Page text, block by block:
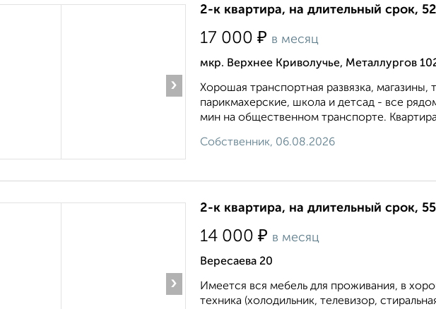
›
2-к квартира, на длительный срок,
17 000 ₽ в месяц
мкр. Верхнее Криволучье, Металлургов
Хорошая транспортная развязка, магазины,
парикмахерские, школа и детсад - все
мин на общественном транспорте. Квартира
Собственник, 06.08.2026
›
2-к квартира, на длительный срок,
14 000 ₽ в месяц
Вересаева 20
Имеется вся мебель для проживания, в
техника (холодильник, телевизор,